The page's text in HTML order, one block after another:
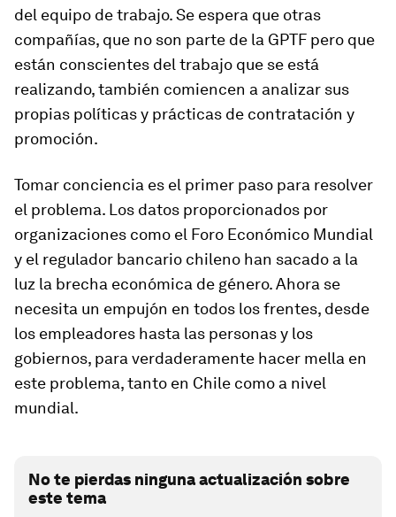
del equipo de trabajo. Se espera que otras
compañías, que no son parte de la GPTF pero que
están conscientes del trabajo que se está
realizando, también comiencen a analizar sus
propias políticas y prácticas de contratación y
promoción.
Tomar conciencia es el primer paso para resolver
el problema. Los datos proporcionados por
organizaciones como el Foro Económico Mundial
y el regulador bancario chileno han sacado a la
luz la brecha económica de género. Ahora se
necesita un empujón en todos los frentes, desde
los empleadores hasta las personas y los
gobiernos, para verdaderamente hacer mella en
este problema, tanto en Chile como a nivel
mundial.
No te pierdas ninguna actualización sobre
este tema